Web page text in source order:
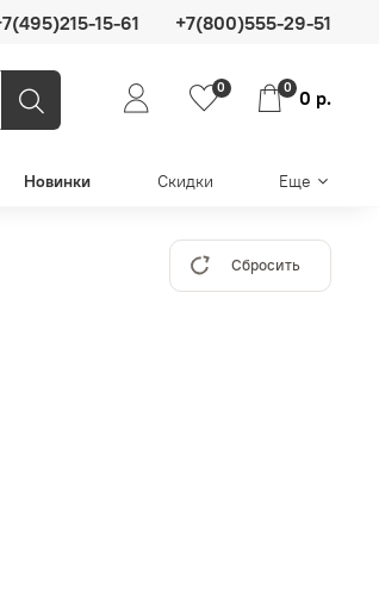
15-61 +7(800)555-29-51
0 0 0 р.
Новинки Скидки Еще
Сбросить